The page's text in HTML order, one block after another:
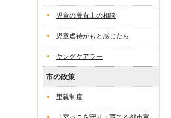
児童の養育上の相談
児童虐待かもと感じたら
ヤングケアラー
市の政策
里親制度